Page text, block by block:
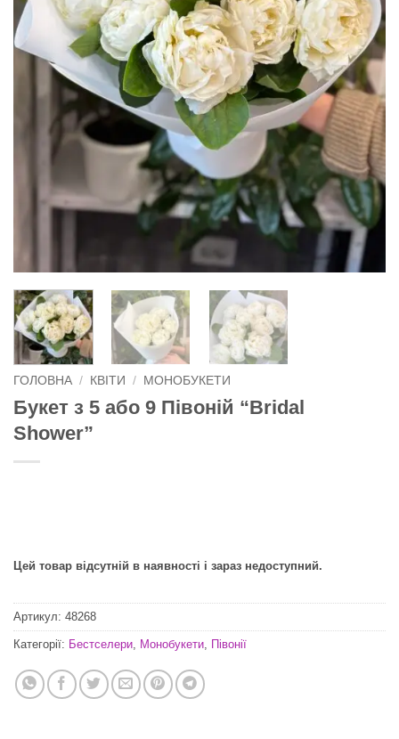
ГОЛОВНА / КВІТИ / МОНОБУКЕТИ
Букет з 5 або 9 Півоній “Bridal
Shower”
Цей товар відсутній в наявності і зараз недоступний.
Артикул: 48268
Категорії: Бестселери, Монобукети, Півонії